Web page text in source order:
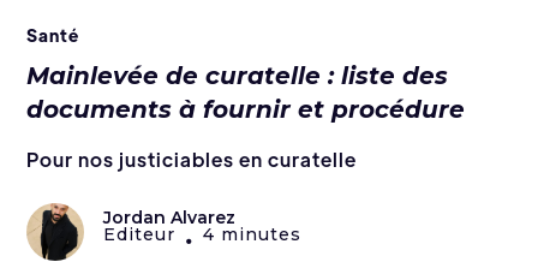
Santé
Mainlevée de curatelle : liste des
documents à fournir et procédure
Pour nos justiciables en curatelle
Jordan Alvarez
Editeur • 4 minutes